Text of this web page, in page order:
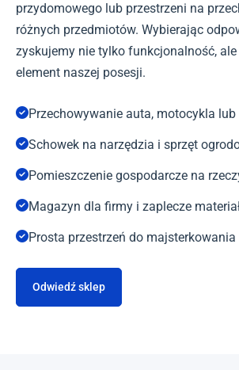
przydomowego lub przestrzeni na
różnych przedmiotów. Wybierając
zyskujemy nie tylko funkcjonalność,
element naszej posesji.
Przechowywanie auta, motocykla lub
Schowek na narzędzia i sprzęt
Pomieszczenie gospodarcze na
Magazyn dla firmy i zaplecze
Prosta przestrzeń do majsterkowania
Odwiedź sklep